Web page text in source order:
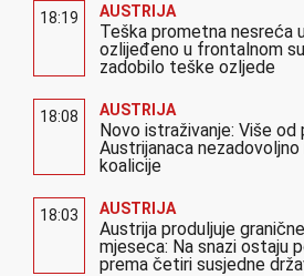
18:19 AUSTRIJA
Teška prometna nesreća
ozlijeđeno u frontalnom
zadobilo teške ozljede
18:08 AUSTRIJA
Novo istraživanje: Više od
Austrijanaca
koalicije
18:03 AUSTRIJA
Austrija produljuje
mjeseca: Na snazi ostaju
prema četiri susjedne